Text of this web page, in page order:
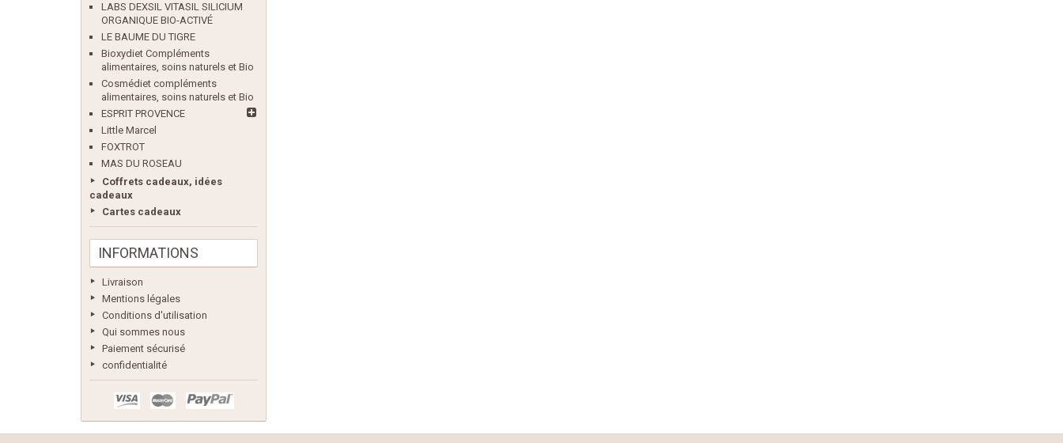
LABS DEXSIL VITASIL SILICIUM
ORGANIQUE BIO-ACTIVÉ
LE BAUME DU TIGRE
Bioxydiet Compléments
alimentaires, soins naturels et Bio
Cosmédiet compléments
alimentaires, soins naturels et Bio
ESPRIT PROVENCE
Little Marcel
FOXTROT
MAS DU ROSEAU
Coffrets cadeaux, idées
cadeaux
Cartes cadeaux
INFORMATIONS
Livraison
Mentions légales
Conditions d'utilisation
Qui sommes nous
Paiement sécurisé
confidentialité